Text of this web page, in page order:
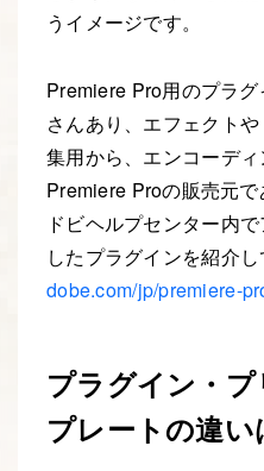
うイメージです。
Premiere Pro用のプラ
さんあり、エフェクト
集用から、エンコーディ
Premiere Proの販売元
ドビヘルプセンター内
したプラグインを紹介し
dobe.com/jp/premiere-
プラグイン・
プレートの違い